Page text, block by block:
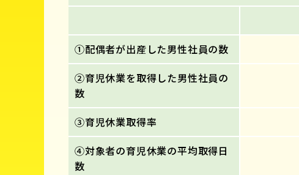
①配偶者が出産した男性社員の数
②育児休業を取得した男性社員の
数
③育児休業取得率
④対象者の育児休業の平均取得日
数